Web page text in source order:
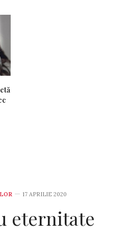
17 APRILIE 2020
eternitate